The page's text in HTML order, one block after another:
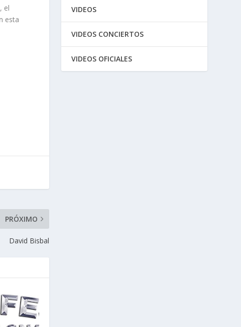
, el
esta
PRÓXIMO
David Bisbal
VIDEOS
VIDEOS CONCIERTOS
VIDEOS OFICIALES